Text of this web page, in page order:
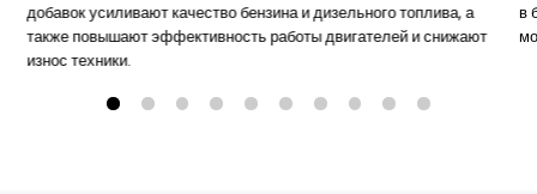
добавок усиливают качество бензина и дизельного топлива, а
также повышают эффективность работы двигателей и снижают
износ техники.
в